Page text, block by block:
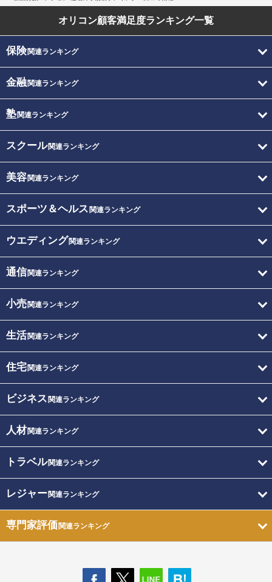
オリコン顧客満足度ランキング一覧
保険関連ランキング
金融関連ランキング
塾関連ランキング
スクール関連ランキング
美容関連ランキング
スポーツ＆ヘルス 関連ランキング
ウエディング関連ランキング
通信関連ランキング
小売関連ランキング
生活関連ランキング
住宅関連ランキング
ビジネス 関連ランキング
人材関連ランキング
トラベル関連ランキング
レジャー関連ランキング
専門家評価関連ランキング